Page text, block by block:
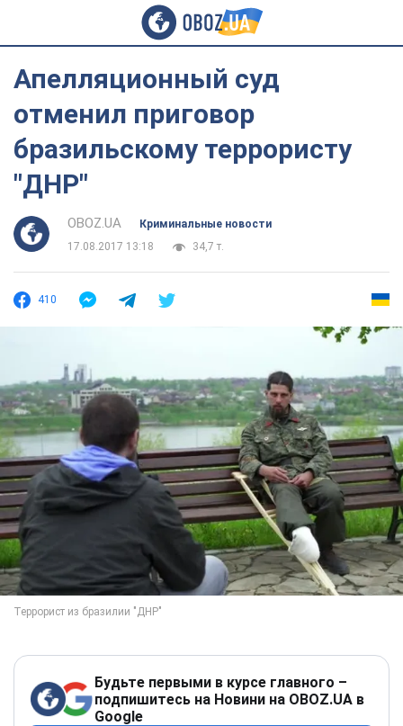
Апелляционный суд
отменил приговор
бразильскому террористу
"ДНР"
OBOZ.UA
Криминальные новости
17.08.2017 13:18
34,7 т.
410
Будьте первыми в курсе главного –
подпишитесь на Новини на OBOZ.UA в
Google